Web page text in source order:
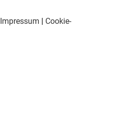
Impressum | Cookie-